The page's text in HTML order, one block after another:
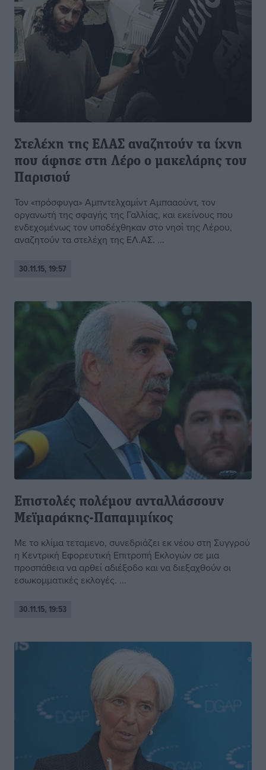
Στελέχη της ΕΛΑΣ αναζητούν τα ίχνη
που άφησε στη Λέρο ο μακελάρης του
Παρισιού
Τον «πρόσφυγα» Αμπντελχαμίντ Αμπααούντ, τον
οργανωτή της σφαγής της Γαλλίας, και εκείνους που
ενδεχομένως τον υποδέχθηκαν στο νησί της Λέρου,
αναζητούν τα στελέχη της ΕΛ.ΑΣ. ...
30.11.15, 19:57
Επιστολές πολέμου ανταλλάσσουν
Μεϊμαράκης-Παπαμιμίκος
Με το κλίμα τεταμενο, συνεδριάζει εκ νέου στη Συγγρού
η Κεντρική Εφορευτική Επιτροπή Εκλογών σε μια
προσπάθεια να αρθεί αδιέξοδο και να διεξαχθούν οι
εσωκομματικές εκλογές. ...
30.11.15, 19:53